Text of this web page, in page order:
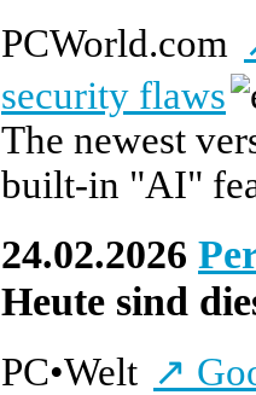
PCWorld.com
security flaws
The newest
built-in "AI"
24.02.2026
Heute sind
PC•Welt ↗